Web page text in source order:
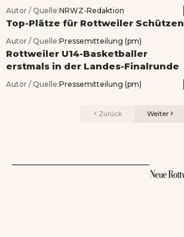
Autor / Quelle:NRWZ-Redaktion
Top-Plätze für Rottweiler Schützen
Autor / Quelle:Pressemitteilung (pm)
Rottweiler U14-Basketballer
erstmals in der Landes-Finalrunde
Autor / Quelle:Pressemitteilung (pm)
Zurück Weiter